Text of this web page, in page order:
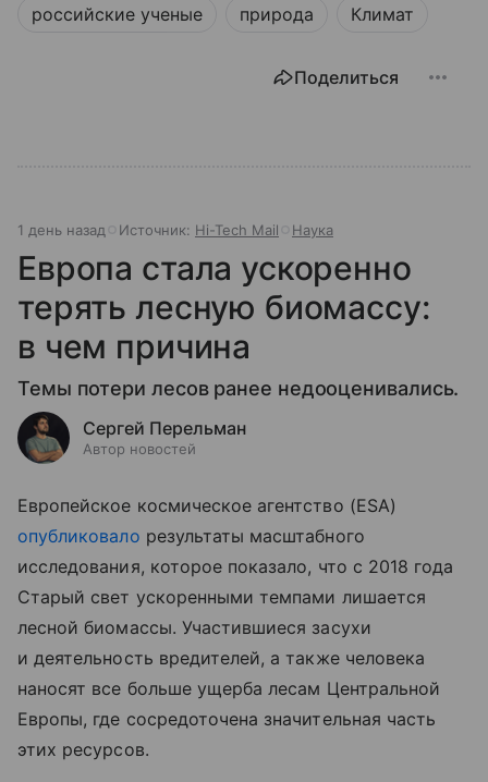
российские ученые природа Климат
Поделиться
1 день назад Источник: Hi-Tech Mail Наука
Европа стала ускоренно
терять лесную биомассу:
в чем причина
Темы потери лесов ранее недооценивались.
Сергей Перельман
Автор новостей
Европейское космическое агентство (ESA)
опубликовало результаты масштабного
исследования, которое показало, что с 2018 года
Старый свет ускоренными темпами лишается
лесной биомассы. Участившиеся засухи
и деятельность вредителей, а также человека
наносят все больше ущерба лесам Центральной
Европы, где сосредоточена значительная часть
этих ресурсов.